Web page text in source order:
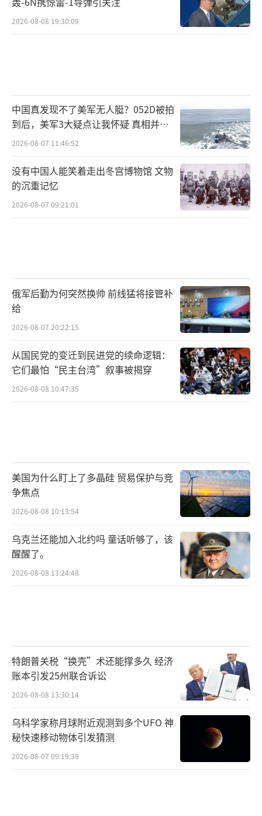
在国际压力陡增之际，俄罗斯在东方寻求稳定
支点的重要一步。而中方此次明确表达的立场
征性，也具备战略现实意义。它标志着中俄关
系在全球局势动荡背景下，已进入“全天候、
全方位”的协作阶段。双方不仅在涉主权、安
全、发展等核心问题上高度一致，更在全球治
理、秩序重塑、地区稳定方面步调趋同。
未来，随着美西方围堵步伐不断加快，中
抗、又不针对第三方的新型大国关系框架——一
种超越阵营对立的战略协作范式。
正如王毅外长所言，中俄关系的稳定性、
成熟度与战略价值，在动荡与转型并存的国际
环境中，正展现出越来越重要的现实意义。可
以预见，在接下来的国际政治博弈中，中俄将
为动荡世界提供另一种可能。 （责任编辑：张佳鑫）
2026-08-08 19:30:09
中国真发现不了美军无人艇？052D被拍
到后，美军3大疑点让我怀疑 真相并非
如此
2026-08-07 11:46:52
没有中国人能笑着走出冬宫博物馆 文物
的沉重记忆
2026-08-07 09:21:01
俄军后勤为何突然换帅 前线猛将接管补
给
2026-08-07 20:22:15
从国民党的变迁到民进党的续命逻辑：
它们最怕“民主台湾”叙事被揭穿
2026-08-08 10:47:35
美国为什么盯上了多晶硅 贸易保护与竞
争焦点
2026-08-08 10:13:54
乌克兰还能加入北约吗 童话听够了，该
醒醒了。
2026-08-08 13:24:48
特朗普关税“换壳”术还能撑多久 经济
账本引发25州联合诉讼
2026-08-08 13:30:14
乌科学家称月球附近观测到多个UFO 神
秘快速移动物体引发猜测
2026-08-07 09:19:38